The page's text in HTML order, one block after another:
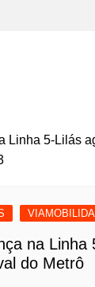
na Linha
do Metrô